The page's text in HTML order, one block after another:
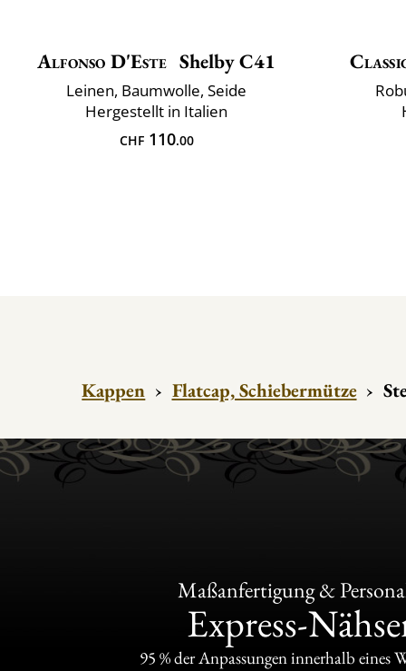
Alfonso D'Este Shelby C41
Leinen, Baumwolle, Seide
Hergestellt in Italien
CHF110.00
Kappen › Flatcap, Schiebermütze ›
Maßanfertigung &
Express-
95 % der Anpassungen innerhalb eines